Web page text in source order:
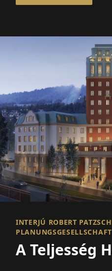
INTERJÚ ROBERT
A Teljesség